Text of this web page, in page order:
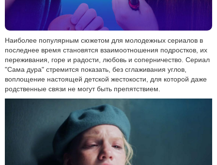
Наиболее популярным сюжетом для молодежных сериалов в
последнее время становятся взаимоотношения подростков, их
переживания, горе и радости, любовь и соперничество. Сериал
"Сама дура" стремится показать, без сглаживания углов,
воплощение настоящей детской жестокости, для которой даже
родственные связи не могут быть препятствием.